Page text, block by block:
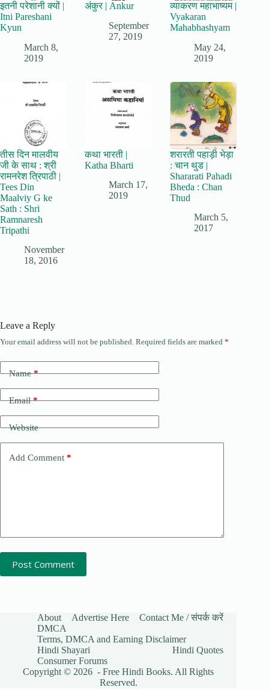
इतनी परेशानी क्यों |
Itni Pareshani
Kyun
March 8,
2019
अंकुर | Ankur
September
27, 2019
व्याकरण महाभाष्यम |
Vyakaran
Mahabhashyam
May 24,
2019
तीस दिन मालवीय
जी के साथ : श्री
रामनरेश त्रिपाठी |
Tees Din
Maalviy G ke
Sath : Shri
Ramnaresh
Tripathi
November
18, 2016
कथा भारती |
Katha Bharti
March 17,
2019
शरारती पहाड़ी भेड़ा
: चान थुड |
Shararati Pahadi
Bheda : Chan
Thud
March 5,
2017
Leave a Reply
Your email address will not be published. Required fields are marked *
Name*
Email*
Website
Add Comment *
Post Comment
About Advertise Here
Contact Me / संपर्क करें
DMCA
Terms, DMCA and Earning Disclaimer
Hindi Shayari
Hindi Quotes
Consumer Forums
Copyright © 2026 - Free Hindi Books. All Rights
Reserved.